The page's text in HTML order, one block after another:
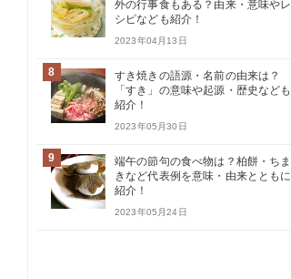
外の行事食もある？由来・意味やレ
シピなども紹介！
2023年04月13日
8
すき焼きの語源・名前の由来は？
「すき」の意味や起源・歴史なども
紹介！
2023年05月30日
9
端午の節句の食べ物は？柏餅・ちま
きなど代表例を意味・由来とともに
紹介！
2023年05月24日